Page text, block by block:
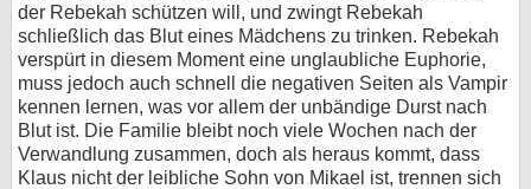
der Rebekah schützen will, und zwingt Rebekah
schließlich das Blut eines Mädchens zu trinken. Rebekah
verspürt in diesem Moment eine unglaubliche Euphorie,
muss jedoch auch schnell die negativen Seiten als Vampir
kennen lernen, was vor allem der unbändige Durst nach
Blut ist. Die Familie bleibt noch viele Wochen nach der
Verwandlung zusammen, doch als heraus kommt, dass
Klaus nicht der leibliche Sohn von Mikael ist, trennen sich